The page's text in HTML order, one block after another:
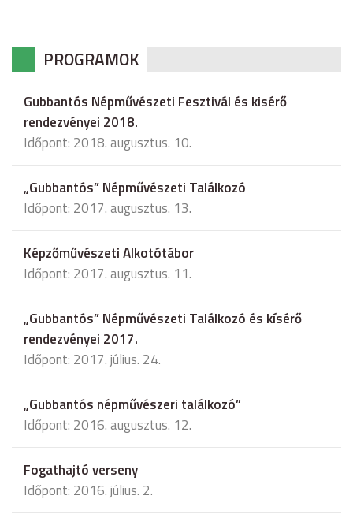
PROGRAMOK
Gubbantós Népművészeti Fesztivál és kisérő
rendezvényei 2018.
Időpont: 2018. augusztus. 10.
„Gubbantós” Népművészeti Találkozó
Időpont: 2017. augusztus. 13.
Képzőművészeti Alkotótábor
Időpont: 2017. augusztus. 11.
„Gubbantós” Népművészeti Találkozó és kísérő
rendezvényei 2017.
Időpont: 2017. július. 24.
„Gubbantós népművészeri találkozó”
Időpont: 2016. augusztus. 12.
Fogathajtó verseny
Időpont: 2016. július. 2.